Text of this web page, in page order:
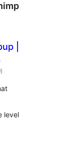
|
total
de
)
level